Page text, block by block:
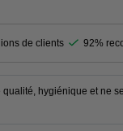
de clients 92%
hygiénique et ne